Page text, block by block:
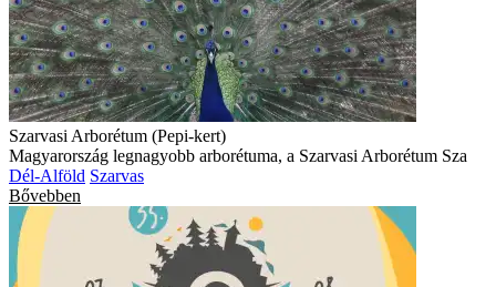
Szarvasi Arborétum (Pepi-kert)
Magyarország legnagyobb arborétuma, a Szarvasi Arborétum Sza
Dél-Alföld Szarvas
Bővebben